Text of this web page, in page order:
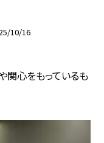
10/16
関心をもっているも